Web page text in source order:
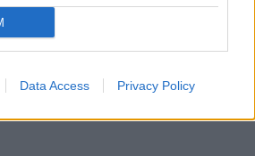
Data Access Privacy Policy
könnyebben megtaláld a
cikkeit